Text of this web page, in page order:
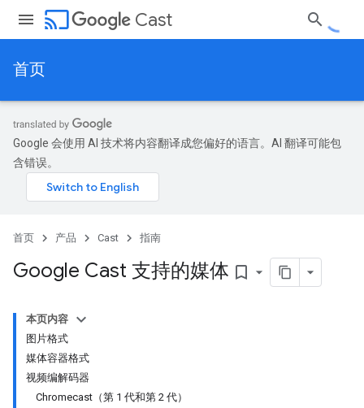
cast Cast
首页
Google 会使用 AI 技术将内容翻译成您偏好的语言。AI 翻译可能包
含错误。
首页 产品 Cast 指南
Google Cast 支持的媒体 bookmark_border
本页内容
图片格式
媒体容器格式
视频编解码器
Chromecast（第 1 代和第 2 代）